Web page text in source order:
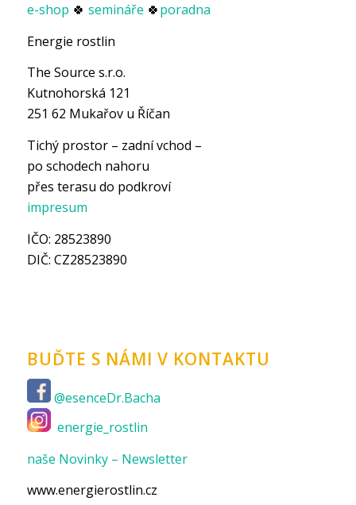
e-shop 🍀 semináře 🍀poradna
Energie rostlin
The Source s.r.o.
Kutnohorská 121
251 62 Mukařov u Říčan
Tichý prostor – zadní vchod –
po schodech nahoru
přes terasu do podkroví
impresum
IČO: 28523890
DIČ: CZ28523890
BUĎTE S NÁMI V KONTAKTU
@esenceDr.Bacha
energie_rostlin
naše Novinky – Newsletter
www.energierostlin.cz